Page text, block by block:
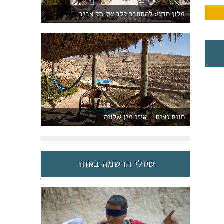
מלון חדש: להתחבר ללב של תל אביב
חוות נאות – איזו מין שלווה
טיולי הרשמה באזור